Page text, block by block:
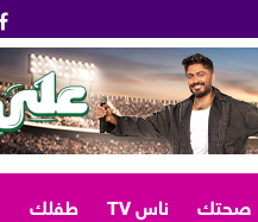
صحتك ناس TV طفلك